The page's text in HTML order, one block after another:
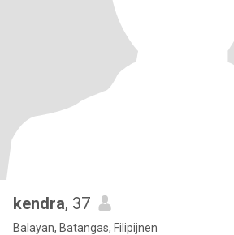
kendra, 37
Balayan, Batangas, Filipijnen